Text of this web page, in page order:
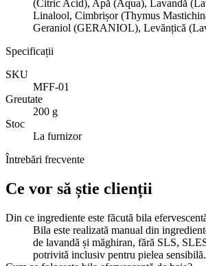
(Citric Acid), Apă (Aqua), Lavandă
Linalool, Cimbrișor (Thymus
Geraniol (GERANIOL), Levănțică
Specificații
SKU
MFF-01
Greutate
200 g
Stoc
La furnizor
Întrebări frecvente
Ce vor să știe clienții
Din ce ingrediente este făcută bila
Bila este realizată manual din
de lavandă și măghiran, fără SLS,
potrivită inclusiv pentru pielea sensibilă.